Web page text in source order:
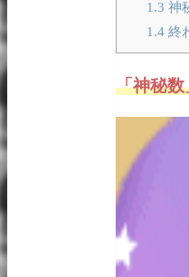
1.3 神
1.4終
「神秘数